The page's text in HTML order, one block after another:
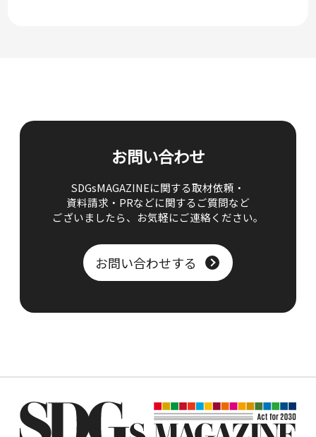
お問い合わせ
SDGsMAGAZINEに関する取材依頼・
資料請求・PRなどに関するご質問など
ございましたら、 お気軽にご連絡ください。
お問い合わせする